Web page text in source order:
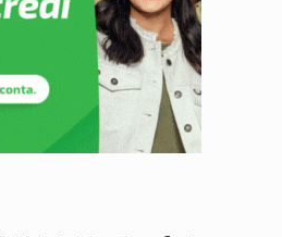
denunciam escuridão e insegurança na Estrada
Reabertura de ação no TSE pode resultar em cassação de prefeita
APAE Porto Velho abre inscrições para
R$ 00,00: 21 candidatos declaram patrimônio zero em Rondônia